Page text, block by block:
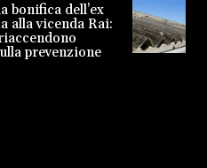
bonifica dell’ex
alla vicenda Rai:
prevenzione